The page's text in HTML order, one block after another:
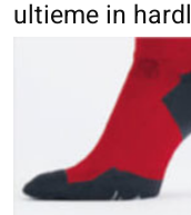
ultieme in